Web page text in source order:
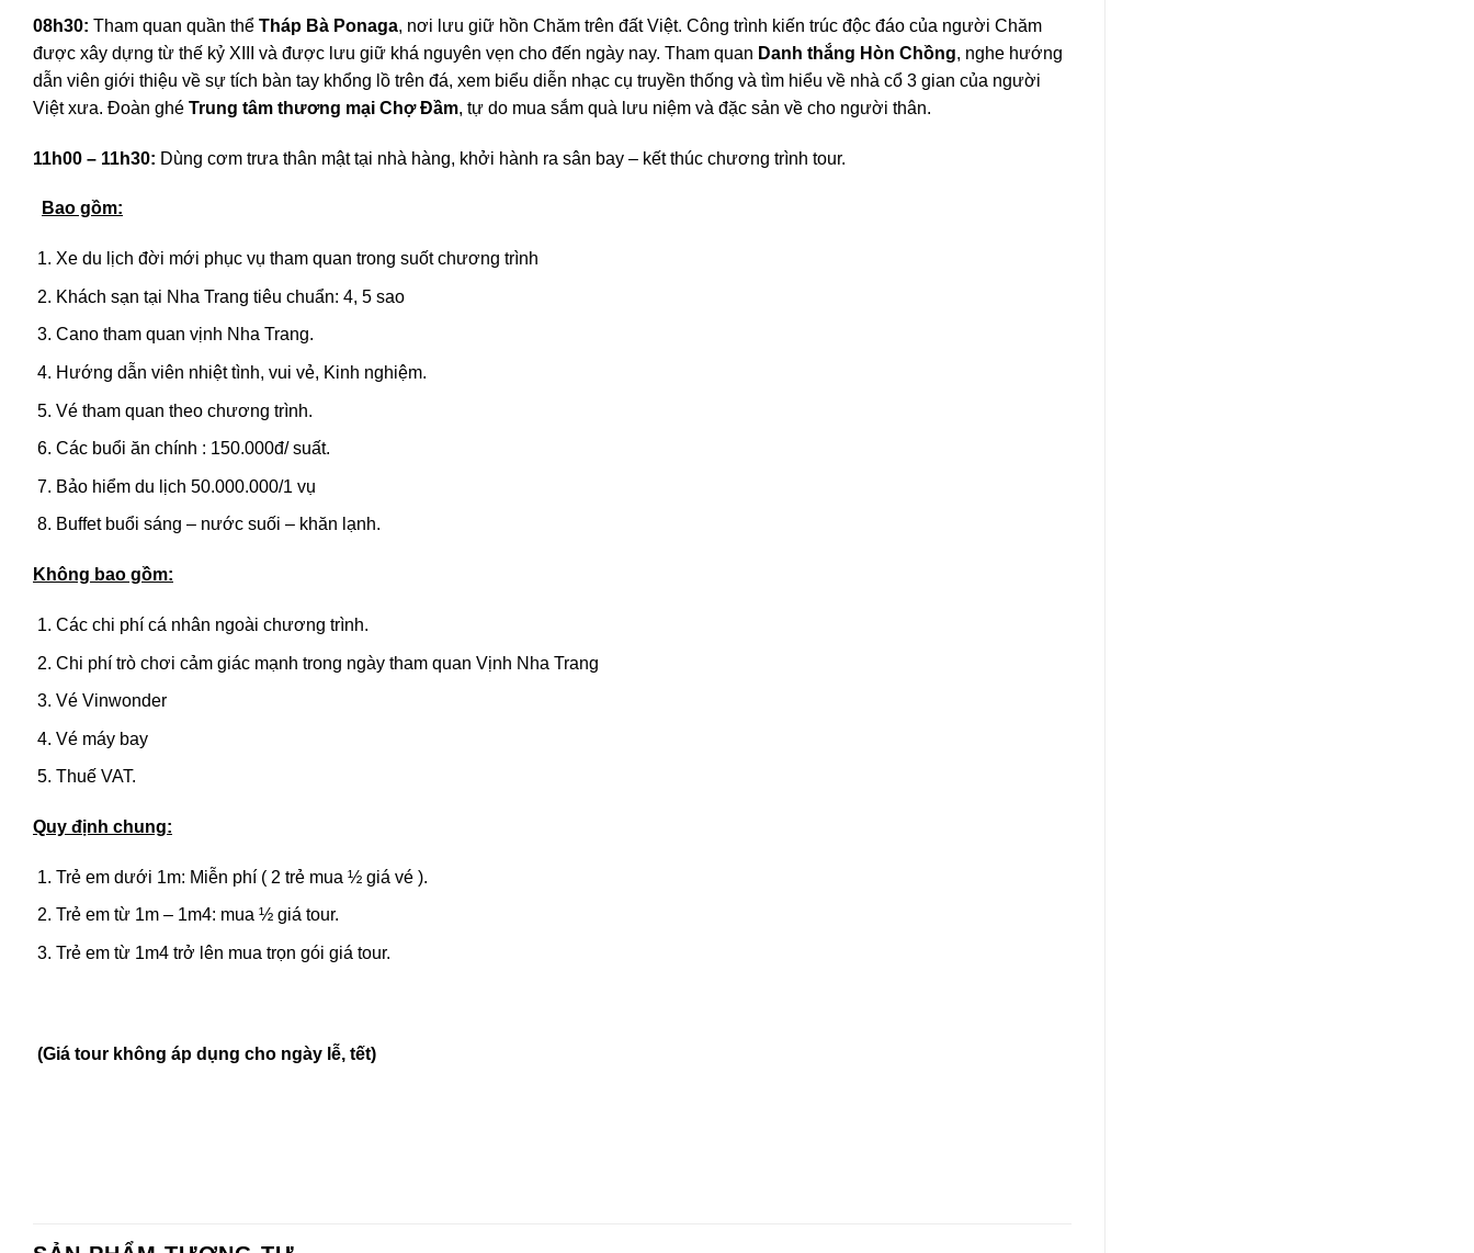
08h30: Tham quan quần thể Tháp Bà Ponaga, nơi lưu giữ hồn Chăm trên đất Việt. Công trình kiến trúc độc đáo của người Chăm
được xây dựng từ thế kỷ XIII và được lưu giữ khá nguyên vẹn cho đến ngày nay. Tham quan Danh thắng Hòn Chồng, nghe hướng
dẫn viên giới thiệu về sự tích bàn tay khổng lồ trên đá, xem biểu diễn nhạc cụ truyền thống và tìm hiểu về nhà cổ 3 gian của người
Việt xưa. Đoàn ghé Trung tâm thương mại Chợ Đầm, tự do mua sắm quà lưu niệm và đặc sản về cho người thân.
11h00 – 11h30: Dùng cơm trưa thân mật tại nhà hàng, khởi hành ra sân bay – kết thúc chương trình tour.
Bao gồm:
Xe du lịch đời mới phục vụ tham quan trong suốt chương trình
Khách sạn tại Nha Trang tiêu chuẩn: 4, 5 sao
Cano tham quan vịnh Nha Trang.
Hướng dẫn viên nhiệt tình, vui vẻ, Kinh nghiệm.
Vé tham quan theo chương trình.
Các buổi ăn chính : 150.000đ/ suất.
Bảo hiểm du lịch 50.000.000/1 vụ
Buffet buổi sáng – nước suối – khăn lạnh.
Không bao gồm:
Các chi phí cá nhân ngoài chương trình.
Chi phí trò chơi cảm giác mạnh trong ngày tham quan Vịnh Nha Trang
Vé Vinwonder
Vé máy bay
Thuế VAT.
Quy định chung:
Trẻ em dưới 1m: Miễn phí ( 2 trẻ mua ½ giá vé ).
Trẻ em từ 1m – 1m4: mua ½ giá tour.
Trẻ em từ 1m4 trở lên mua trọn gói giá tour.
(Giá tour không áp dụng cho ngày lễ, tết)